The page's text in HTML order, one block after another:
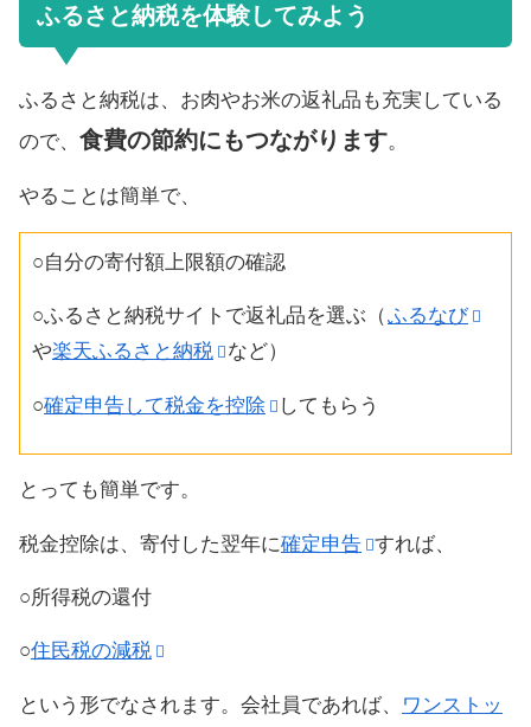
ふるさと納税を体験してみよう
ふるさと納税は、お肉やお米の返礼品も充実している
ので、 食費の節約にもつながります。
やることは簡単で、
○自分の寄付額上限額の確認
○ふるさと納税サイトで返礼品を選ぶ（ふるなび
や楽天ふるさと納税 など）
○確定申告して税金を控除 してもらう
とっても簡単です。
税金控除は、寄付した翌年に確定申告 すれば、
○所得税の還付
○住民税の減税
という形でなされます。会社員であれば、
ワンストッ